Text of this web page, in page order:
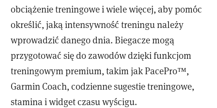
obciążenie treningowe i wiele więcej, aby pomóc
określić, jaką intensywność treningu należy
wprowadzić danego dnia. Biegacze mogą
przygotować się do zawodów dzięki funkcjom
treningowym premium, takim jak PacePro™,
Garmin Coach, codzienne sugestie treningowe,
stamina i widget czasu wyścigu.